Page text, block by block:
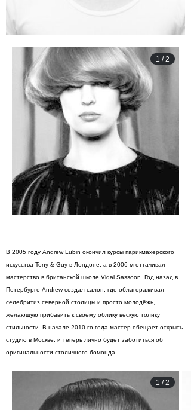
1 /2
В 2005 году Andrew Lubin окончил курсы парикмахерского
искусства Tony & Guy в Лондоне, а в 2006-м оттачивал
мастерство в британской школе Vidal Sassoon. Год назад в
Петербурге Andrew создал салон, где облагораживал
селебритиз северной столицы и просто молодёжь,
желающую прибавить к своему облику вескую толику
стильности. В начале 2010-го года мастер обещает открыть
студию в Москве, и теперь лично будет заботиться об
оригинальности столичного бомонда.
1 /2